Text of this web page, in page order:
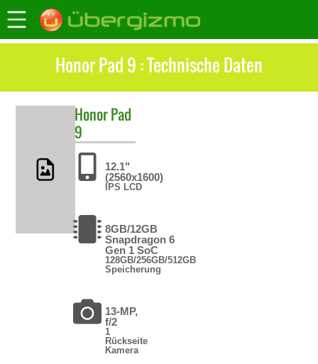
Honor Pad 9 : Technische Daten
HonorPad
9
12.1"
(2560x1600)
IPS LCD
8GB/12GB
Snapdragon 6
Gen 1 SoC
128GB/256GB/512GB
Speicherung
13-MP,
f/2
1
Rückseite
Kamera